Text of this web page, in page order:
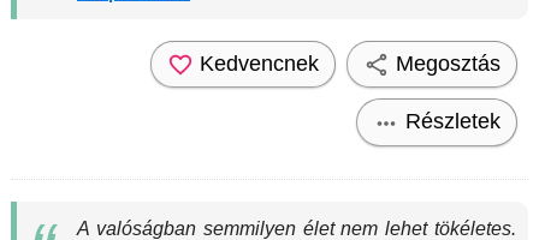
Kedvencnek Megosztás
Részletek
A valóságban semmilyen élet nem lehet tökéletes.